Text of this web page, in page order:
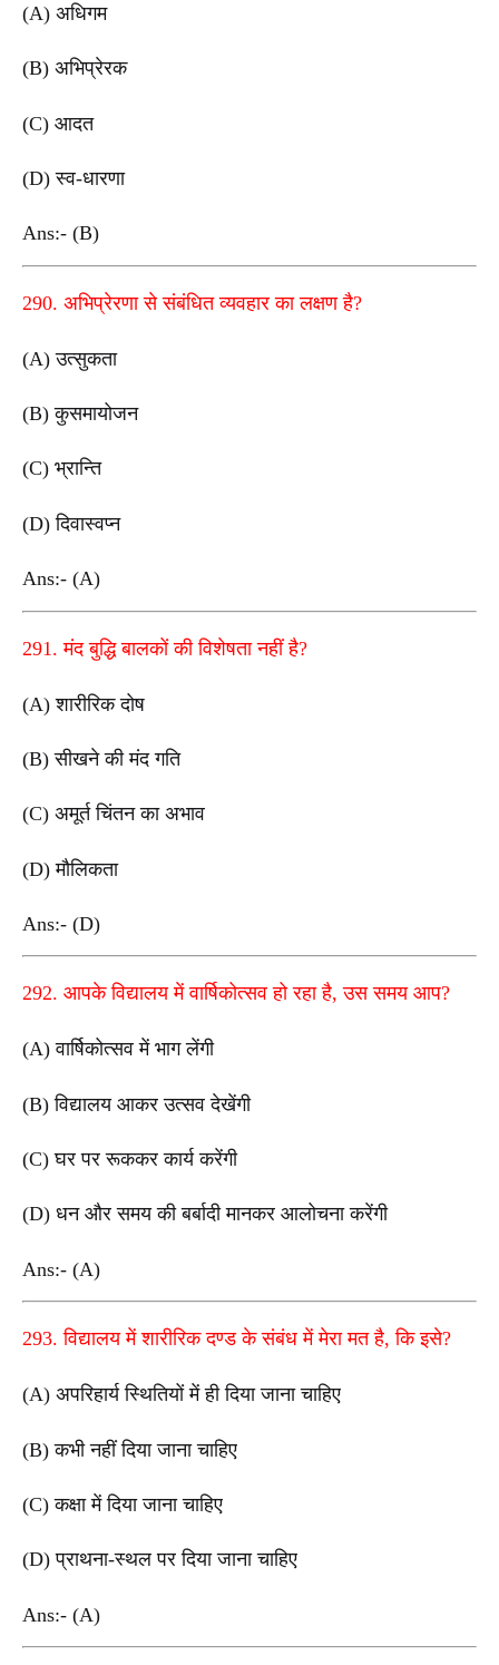
(A) अधिगम
(B) अभिप्रेरक
(C) आदत
(D) स्व-धारणा
Ans:- (B)
290. अभिप्रेरणा से संबंधित व्यवहार का लक्षण है?
(A) उत्सुकता
(B) कुसमायोजन
(C) भ्रान्ति
(D) दिवास्वप्न
Ans:- (A)
291. मंद बुद्धि बालकों की विशेषता नहीं है?
(A) शारीरिक दोष
(B) सीखने की मंद गति
(C) अमूर्त चिंतन का अभाव
(D) मौलिकता
Ans:- (D)
292. आपके विद्यालय में वार्षिकोत्सव हो रहा है, उस समय आप?
(A) वार्षिकोत्सव में भाग लेंगी
(B) विद्यालय आकर उत्सव देखेंगी
(C) घर पर रूककर कार्य करेंगी
(D) धन और समय की बर्बादी मानकर आलोचना करेंगी
Ans:- (A)
293. विद्यालय में शारीरिक दण्ड के संबंध में मेरा मत है, कि इसे?
(A) अपरिहार्य स्थितियों में ही दिया जाना चाहिए
(B) कभी नहीं दिया जाना चाहिए
(C) कक्षा में दिया जाना चाहिए
(D) प्राथना-स्थल पर दिया जाना चाहिए
Ans:- (A)